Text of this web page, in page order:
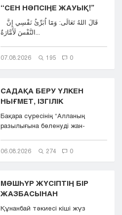
“СЕН НӘПСІҢЕ ЖАУЫҚ!”
07.08.2026 195 0
САДАҚА БЕРУ ҮЛКЕН
НЫҒМЕТ, ІЗГІЛІК
Бақара сүресінің “Aлланың
разылығына бөленуді жан-
06.08.2026 274 0
МӘШҺҮР ЖҮСІПТІҢ БІР
ЖАЗБАСЫНАН
Құнанбай тәкиесі кіші жүз